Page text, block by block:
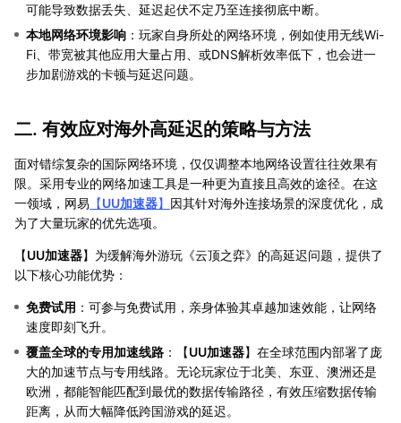
可能导致数据丢失、延迟起伏不定乃至连接彻底中断。
本地网络环境影响 ：玩家自身所处的网络环境，例如使用无线Wi-
Fi、带宽被其他应用大量占用、或DNS解析效率低下，也会进一
步加剧游戏的卡顿与延迟问题。
二. 有效应对海外高延迟的策略与方法
面对错综复杂的国际网络环境，仅仅调整本地网络设置往往效果有
限。采用专业的网络加速工具是一种更为直接且高效的途径。在这
一领域，网易 【UU加速器】 因其针对海外连接场景的深度优化，成
为了大量玩家的优先选项。
【UU加速器】为缓解海外游玩《云顶之弈》的高延迟问题，提供了
以下核心功能优势：
免费试用 ：可参与免费试用，亲身体验其卓越加速效能，让网络
速度即刻飞升。
覆盖全球的专用加速线路 ：【UU加速器】在全球范围内部署了庞
大的加速节点与专用线路。无论玩家位于北美、东亚、澳洲还是
欧洲，都能智能匹配到最优的数据传输路径，有效压缩数据传输
距离，从而大幅降低跨国游戏的延迟。